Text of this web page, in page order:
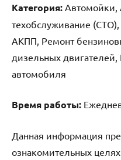
Категория: Автомойки,
техобслуживание
АКПП, Ремонт
дизельных
автомобиля
Время работы:
Данная информация
ознакомительных